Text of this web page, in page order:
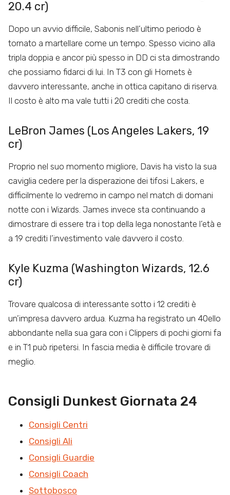
20.4 cr)
Dopo un avvio difficile, Sabonis nell’ultimo periodo è
tornato a martellare come un tempo. Spesso vicino alla
tripla doppia e ancor più spesso in DD ci sta dimostrando
che possiamo fidarci di lui. In T3 con gli Hornets è
davvero interessante, anche in ottica capitano di riserva.
Il costo è alto ma vale tutti i 20 crediti che costa.
LeBron James (Los Angeles Lakers, 19
cr)
Proprio nel suo momento migliore, Davis ha visto la sua
caviglia cedere per la disperazione dei tifosi Lakers, e
difficilmente lo vedremo in campo nel match di domani
notte con i Wizards. James invece sta continuando a
dimostrare di essere tra i top della lega nonostante l’età e
a 19 crediti l’investimento vale davvero il costo.
Kyle Kuzma (Washington Wizards, 12.6
cr)
Trovare qualcosa di interessante sotto i 12 crediti è
un’impresa davvero ardua. Kuzma ha registrato un 40ello
abbondante nella sua gara con i Clippers di pochi giorni fa
e in T1 può ripetersi. In fascia media è difficile trovare di
meglio.
Consigli Dunkest Giornata 24
Consigli Centri
Consigli Ali
Consigli Guardie
Consigli Coach
Sottobosco